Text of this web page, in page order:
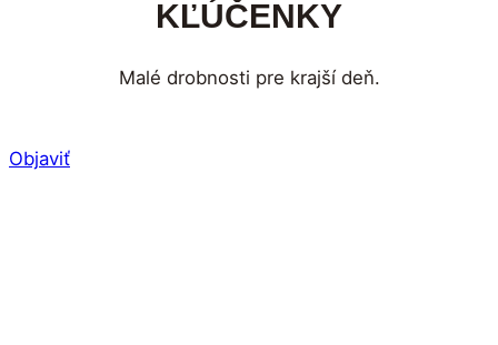
KĽÚČENKY
Malé drobnosti pre krajší deň.
Objaviť